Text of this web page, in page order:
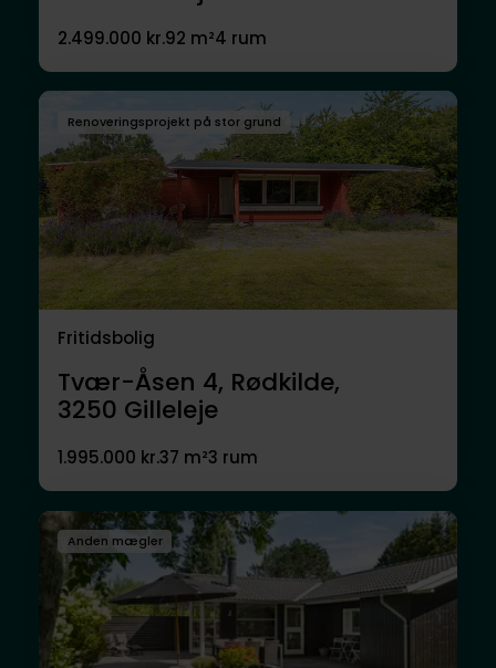
2.499.000 kr.92 m²4 rum
Renoveringsprojekt på stor grund
Fritidsbolig
Tvær-Åsen 4, Rødkilde,
3250 Gilleleje
1.995.000 kr.37 m²3 rum
Anden mægler